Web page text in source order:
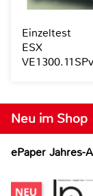
Neu im Shop
ePaper Jahres-
Einzeltest
ESX